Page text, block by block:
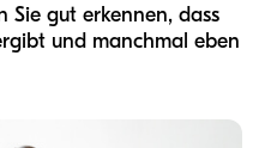
Sie gut erkennen, dass
und manchmal eben